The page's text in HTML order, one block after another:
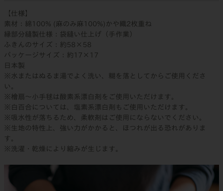
【仕様】
素材：綿100% (麻のみ麻100%)かや織2枚重ね
縁部分縫製仕様：袋縫い仕上げ（手作業）
ふきんのサイズ：約58×58
パッケージサイズ：約17×17
日本製
※水またはぬるま湯でよく洗い、糊を落としてからご使用くださ
い。
※檜扇～小手毬は酸素系漂白剤をご使用いただけます。
※白百合については、塩素系漂白剤もご使用いただけます。
※吸水性が落ちるため、柔軟剤はご使用にならないでください。
※生地の特性上、強い力がかかると、ほつれが出る恐れがありま
す。
※洗濯・乾燥により縮みが生じます。